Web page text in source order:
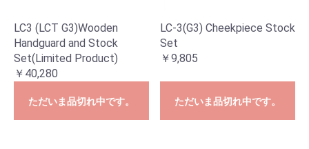
LC3 (LCT G3)Wooden
Handguard and Stock
Set(Limited Product)
￥40,280
ただいま品切れ中です。
LC-3(G3) Cheekpiece Stock
Set
￥9,805
ただいま品切れ中です。